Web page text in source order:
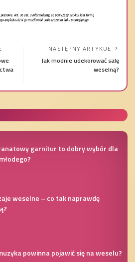
NASTĘPNY ARTYKUŁ
Jak modnie udekorować salę
weselną?
garnitur to dobry wybór dla
weselne – co tak naprawdę
powinna pojawić się na weselu?